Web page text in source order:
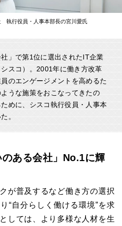
執行役員・人事本部長の宮川愛氏
」で第1位に選出されたIT企業
スコ）。2001年に働き方改革
のエンゲージメントを高めるた
うな施策をおこなってきたの
めに、シスコ執行役員・人事本
。
ある会社」No.1に輝
が普及するなど働き方の選択
“自分らしく働ける環境”を求
しては、より多様な人材を生